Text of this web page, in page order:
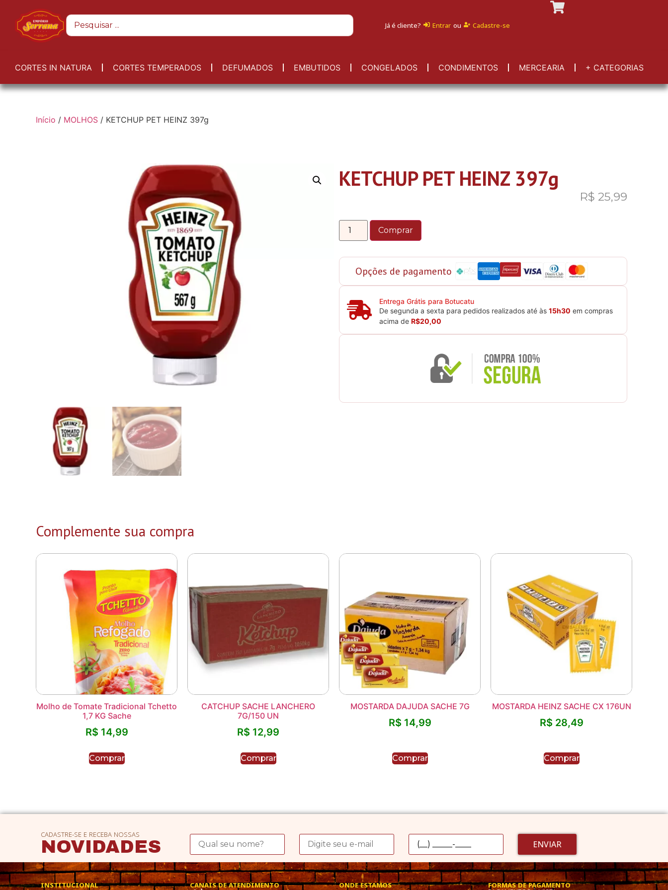
Já é cliente? Entrar ou Cadastre-se
CORTES IN NATURA CORTES TEMPERADOS DEFUMADOS EMBUTIDOS CONGELADOS CONDIMENTOS MERCEARIA + CATEGORIAS
Início / MOLHOS / KETCHUP PET HEINZ 397g
KETCHUP PET HEINZ 397g
R$ 25,99
Comprar
Opções de pagamento
Entrega Grátis para Botucatu
De segunda a sexta para pedidos realizados até às 15h30 em compras
acima de R$20,00
Complemente sua compra
Molho de Tomate Tradicional Tchetto
1,7 KG Sache
R$ 14,99
Comprar
CATCHUP SACHE LANCHERO
7G/150 UN
R$ 12,99
Comprar
MOSTARDA DAJUDA SACHE 7G
R$ 14,99
Comprar
MOSTARDA HEINZ SACHE CX 176UN
R$ 28,49
Comprar
CADASTRE-SE E RECEBA NOSSAS
NOVIDADES ENVIAR
INSTITUCIONAL CANAIS DE ATENDIMENTO ONDE ESTAMOS FORMAS DE PAGAMENTO